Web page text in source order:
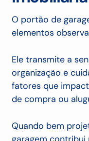
O portão de
elementos
Ele transmite a
organização e
fatores que
de compra ou
Quando bem